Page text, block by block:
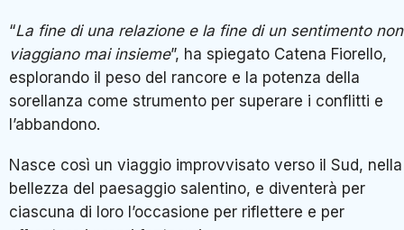
“La fine di una relazione e la fine di un sentimento non
viaggiano mai insieme”, ha spiegato Catena Fiorello,
esplorando il peso del rancore e la potenza della
sorellanza come strumento per superare i conflitti e
l’abbandono.
Nasce così un viaggio improvvisato verso il Sud, nella
bellezza del paesaggio salentino, e diventerà per
ciascuna di loro l’occasione per riflettere e per